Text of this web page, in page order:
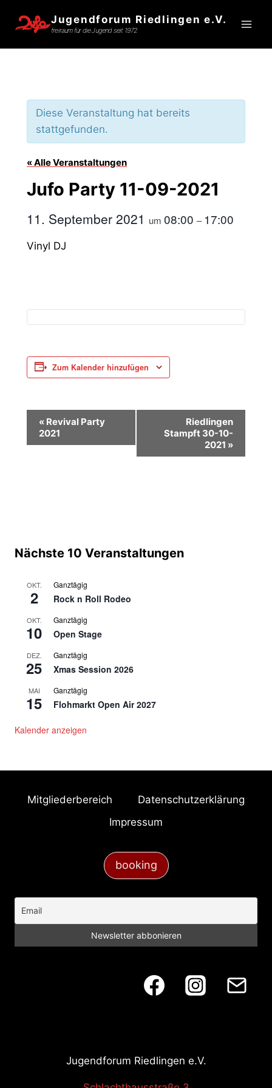
Inhalt
Jugendforum Riedlingen e.V.
freiraum für die Jugend seit 1972
Diese Veranstaltung hat bereits
stattgefunden.
« Alle Veranstaltungen
Jufo Party 11-09-2021
11. September 2021 um 08:00 – 17:00
Vinyl DJ
Zum Kalender hinzufügen
e
t
t
u
n
-
N
v
i
o
n
« Revival Party
2021
Riedlingen
Stampft 30-10-
2021 »
Nächste 10 Veranstaltungen
OKT.
2
Ganztägig
Rock n Roll Rodeo
OKT.
10
Ganztägig
Open Stage
DEZ.
25
Ganztägig
Xmas Session 2026
MAI
15
Ganztägig
Flohmarkt Open Air 2027
Kalender anzeigen
Mitgliederbereich
Datenschutzerklärung
Impressum
booking
Jugendforum Riedlingen e.V.